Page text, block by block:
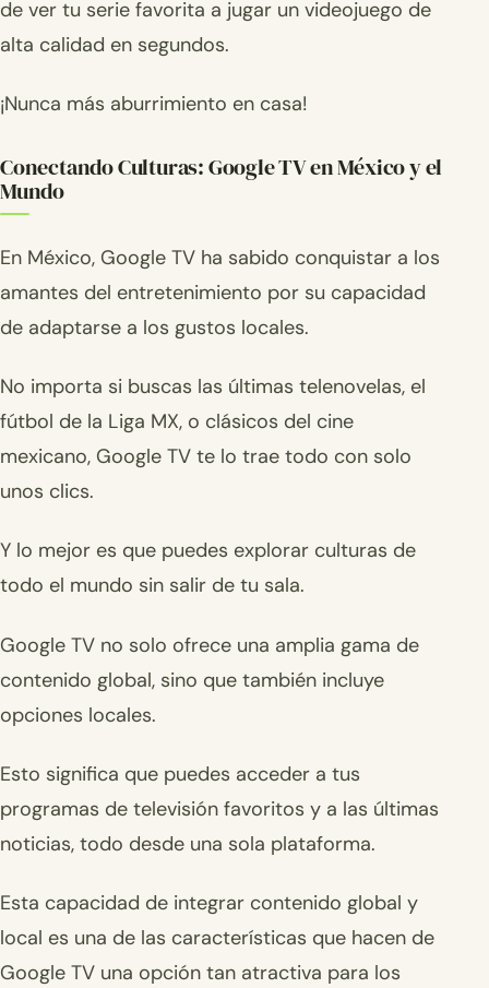
de ver tu serie favorita a jugar un videojuego de
alta calidad en segundos.
¡Nunca más aburrimiento en casa!
Conectando Culturas: Google TV en México y el
Mundo
En México, Google TV ha sabido conquistar a los
amantes del entretenimiento por su capacidad
de adaptarse a los gustos locales.
No importa si buscas las últimas telenovelas, el
fútbol de la Liga MX, o clásicos del cine
mexicano, Google TV te lo trae todo con solo
unos clics.
Y lo mejor es que puedes explorar culturas de
todo el mundo sin salir de tu sala.
Google TV no solo ofrece una amplia gama de
contenido global, sino que también incluye
opciones locales.
Esto significa que puedes acceder a tus
programas de televisión favoritos y a las últimas
noticias, todo desde una sola plataforma.
Esta capacidad de integrar contenido global y
local es una de las características que hacen de
Google TV una opción tan atractiva para los